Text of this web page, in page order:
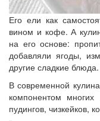
Его ели как
вином и кофе. А
на его основе:
добавляли ягоды,
другие сладкие блюда.
В современной
компонентом многих
пудингов, чизкейков,